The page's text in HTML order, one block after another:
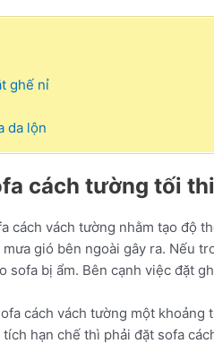
ghế nỉ
da lộn
cách tường tối
cách vách tường nhằm tạo độ
gió bên ngoài gây ra. Nếu
sofa bị ẩm. Bên cạnh việc đặt
cách vách tường một
hạn chế thì phải đặt sofa